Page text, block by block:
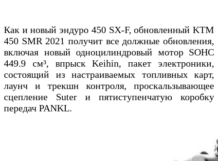
Как и новый эндуро 450 SX-F, обновленный KTM
450 SMR 2021 получит все должные обновления,
включая новый одноцилиндровый мотор SOHC
449.9 см³, впрыск Keihin, пакет электроники,
состоящий из настраиваемых топливных карт,
лаунч и трекшн контроля, проскальзывающее
сцепление Suter и пятиступенчатую коробку
передач PANKL.